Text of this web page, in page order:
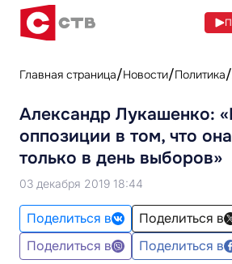
Главная страница Новости Политика
Александр Лукашенко:
оппозиции в том, что
только в день выборов»
03 декабря 2019 18:44
Поделиться в
Поделиться в
Поделиться в
Поделиться в